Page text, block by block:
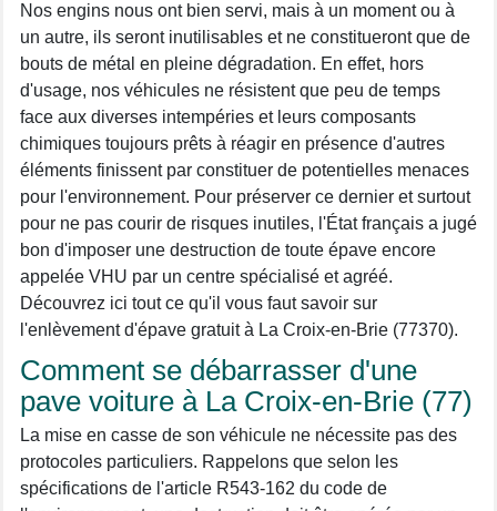
Nos engins nous ont bien servi, mais à un moment ou à
un autre, ils seront inutilisables et ne constitueront que de
bouts de métal en pleine dégradation. En effet, hors
d'usage, nos véhicules ne résistent que peu de temps
face aux diverses intempéries et leurs composants
chimiques toujours prêts à réagir en présence d'autres
éléments finissent par constituer de potentielles menaces
pour l'environnement. Pour préserver ce dernier et surtout
pour ne pas courir de risques inutiles, l'État français a jugé
bon d'imposer une destruction de toute épave encore
appelée VHU par un centre spécialisé et agréé.
Découvrez ici tout ce qu'il vous faut savoir sur
l'enlèvement d'épave gratuit à La Croix-en-Brie (77370).
Comment se débarrasser d'une
pave voiture à La Croix-en-Brie (77)
La mise en casse de son véhicule ne nécessite pas des
protocoles particuliers. Rappelons que selon les
spécifications de l'article R543-162 du code de